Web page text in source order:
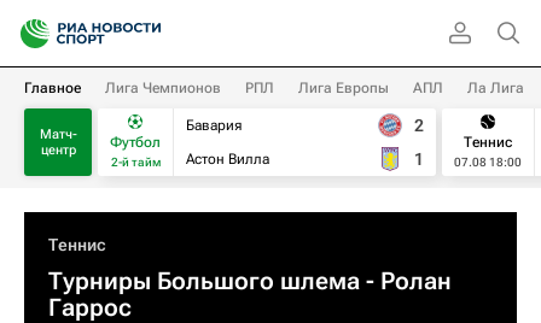
Главное Лига Чемпионов РПЛ Лига Европы АПЛ Ла Лига
Матч-
центр
Футбол
2-й тайм
Бавария
Астон Вилла
2
1
Теннис
07.08 18:00
Теннис
Турниры Большого шлема - Ролан
Гаррос